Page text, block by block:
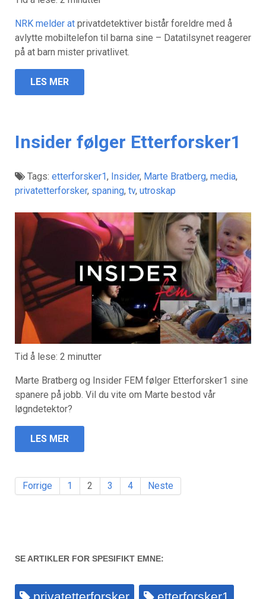
NRK melder at privatdetektiver bistår foreldre med å
avlytte mobiltelefon til barna sine – Datatilsynet reagerer
på at barn mister privatlivet.
LES MER
Insider følger Etterforsker1
Tags: etterforsker1, Insider, Marte Bratberg, media,
privatetterforsker, spaning, tv, utroskap
Tid å lese: 2 minutter
Marte Bratberg og Insider FEM følger Etterforsker1 sine
spanere på jobb. Vil du vite om Marte bestod vår
løgndetektor?
LES MER
Forrige 1 2 3 4 Neste
SE ARTIKLER FOR SPESIFIKT EMNE: